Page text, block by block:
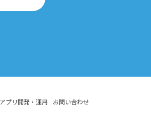
プリ開発・運用 お問い合わせ